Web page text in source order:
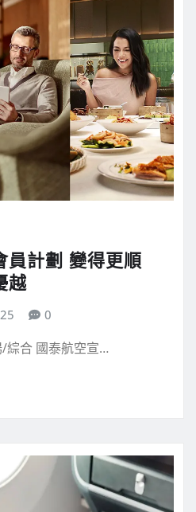
員計劃 變得更順
越
0
/綜合 國泰航空宣…